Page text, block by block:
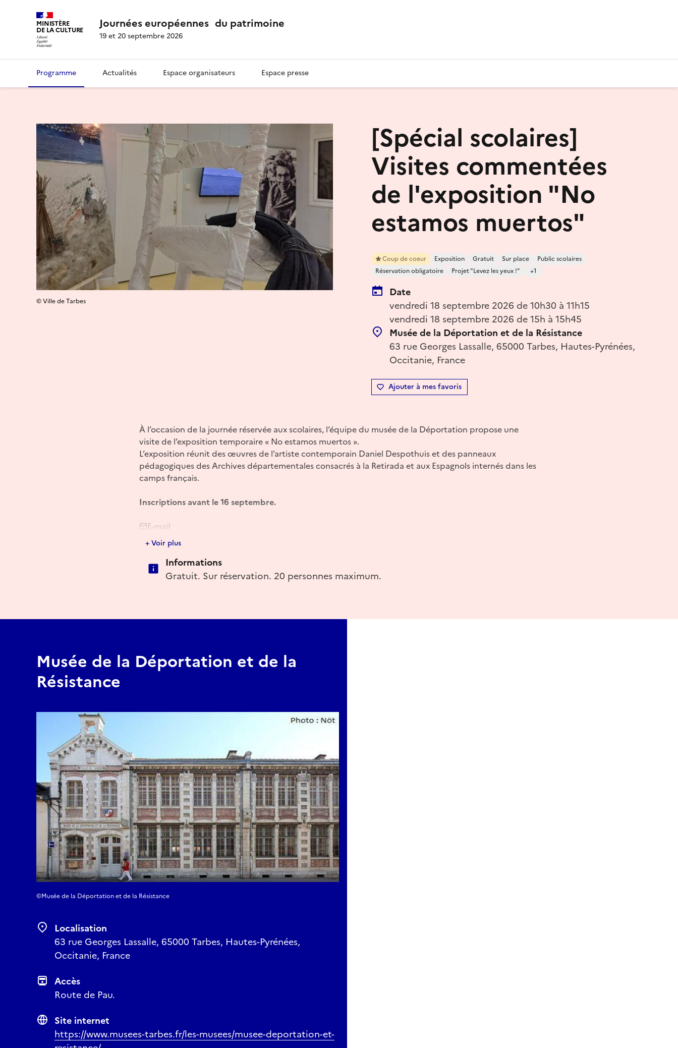
MINISTÈRE
DE LA CULTURE Journées européennes du patrimoine
19 et 20 septembre 2026
Programme Actualités Espace organisateurs Espace presse
[Spécial scolaires]
Visites commentées
de l'exposition "No
estamos muertos"
Coup de coeur Exposition Gratuit Sur place
Public scolaires
Réservation obligatoire
Projet "Levez les yeux !" +1
Date
vendredi 18 septembre 2026 de 10h30 à 11h15
vendredi 18 septembre 2026 de 15h à 15h45
Musée de la Déportation et de la Résistance
63 rue Georges Lassalle, 65000 Tarbes, Hautes-Pyrénées,
Occitanie, France
Ajouter à mes favoris
© Ville de Tarbes
À l’occasion de la journée réservée aux scolaires, l’équipe du musée de la Déportation propose une
visite de l’exposition temporaire « No estamos muertos ».
L’exposition réunit des œuvres de l’artiste contemporain Daniel Despothuis et des panneaux
pédagogiques des Archives départementales consacrés à la Retirada et aux Espagnols internés dans les
camps français.
Inscriptions avant le 16 septembre.
E-mail
musee.deportation@mairie-tarbes.fr
+ Voir plus
Informations
Gratuit. Sur réservation. 20 personnes maximum.
Musée de la Déportation et de la
Résistance
©Musée de la Déportation et de la Résistance
Localisation
63 rue Georges Lassalle, 65000 Tarbes, Hautes-Pyrénées,
Occitanie, France
Accès
Route de Pau.
Site internet
https://www.musees-tarbes.fr/les-musees/musee-deportation-et-